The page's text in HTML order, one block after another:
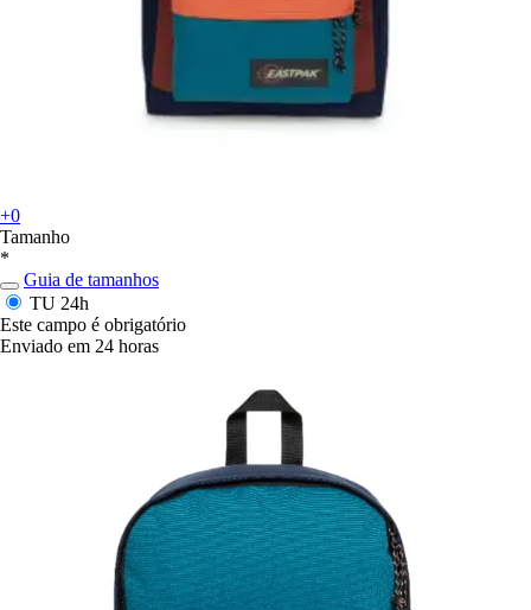
+0
Tamanho
*
Guia de tamanhos
TU 24h
Este campo é obrigatório
Enviado em 24 horas